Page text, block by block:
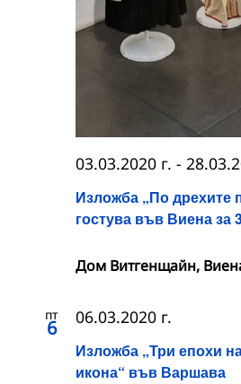
Изложба „По дрехите
гостува във Виена за
03.03.2020 г. -
Дом Витгенщайн,
пт
6
Изложба „Три епохи
икона“ във Варшава
06.03.2020 г.